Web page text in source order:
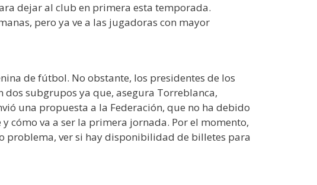
dejar al club en primera esta temporada.
pero ya ve a las jugadoras con mayor
de fútbol. No obstante, los presidentes de los
subgrupos ya que, asegura Torreblanca,
una propuesta a la Federación, que no ha debido
cómo va a ser la primera jornada. Por el momento,
problema, ver si hay disponibilidad de billetes para